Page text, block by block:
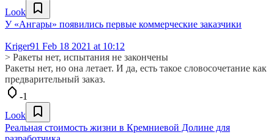
Look
У «Ангары» появились первые коммерческие заказчики
Kriger91 Feb 18 2021 at 10:12
> Ракеты нет, испытания не закончены
Ракеты нет, но она летает. И да, есть такое словосочетание как
предварительный заказ.
-1
Look
Реальная стоимость жизни в Кремниевой Долине для